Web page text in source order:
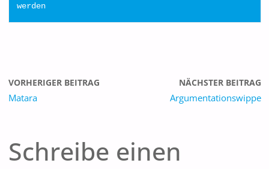
werden
VORHERIGER BEITRAG
Matara
NÄCHSTER BEITRAG
Argumentationswippe
Schreibe einen